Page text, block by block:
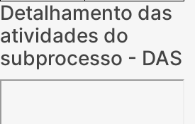
Detalhamento das
atividades do
subprocesso - DAS